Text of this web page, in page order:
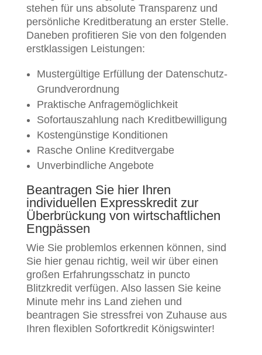
stehen für uns absolute Transparenz und
persönliche Kreditberatung an erster Stelle.
Daneben profitieren Sie von den folgenden
erstklassigen Leistungen:
Mustergültige Erfüllung der Datenschutz-
Grundverordnung
Praktische Anfragemöglichkeit
Sofortauszahlung nach Kreditbewilligung
Kostengünstige Konditionen
Rasche Online Kreditvergabe
Unverbindliche Angebote
Beantragen Sie hier Ihren
individuellen Expresskredit zur
Überbrückung von wirtschaftlichen
Engpässen
Wie Sie problemlos erkennen können, sind
Sie hier genau richtig, weil wir über einen
großen Erfahrungsschatz in puncto
Blitzkredit verfügen. Also lassen Sie keine
Minute mehr ins Land ziehen und
beantragen Sie stressfrei von Zuhause aus
Ihren flexiblen Sofortkredit Königswinter!